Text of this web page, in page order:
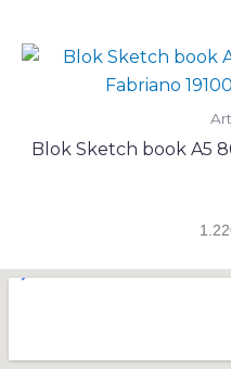
Blok Sketch book A5